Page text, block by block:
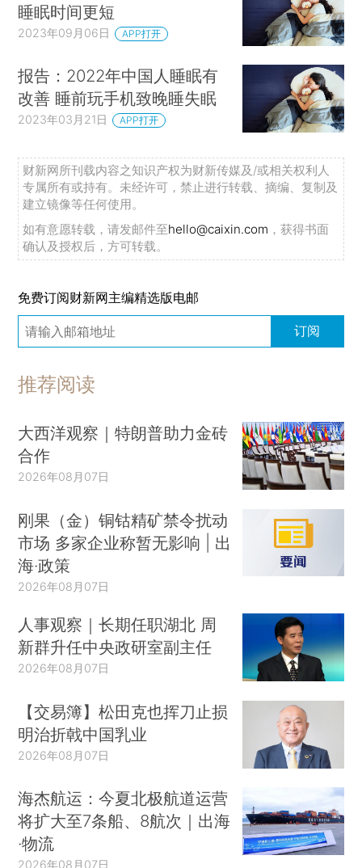
睡眠时间更短
2023年09月06日 APP打开
报告：2022年中国人睡眠有
改善 睡前玩手机致晚睡失眠
2023年03月21日 APP打开
财新网所刊载内容之知识产权为财新传媒及/或相关权利人
专属所有或持有。未经许可，禁止进行转载、摘编、复制及
建立镜像等任何使用。
如有意愿转载，请发邮件至hello@caixin.com ，获得书面
确认及授权后，方可转载。
免费订阅财新网主编精选版电邮
订阅
推荐阅读
大西洋观察｜特朗普助力金砖
合作
2026年08月07日
刚果（金）铜钴精矿禁令扰动
市场 多家企业称暂无影响 | 出
海·政策
2026年08月07日
人事观察｜长期任职湖北 周
新群升任中央政研室副主任
2026年08月07日
【交易簿】松田克也挥刀止损
明治折戟中国乳业
2026年08月07日
海杰航运：今夏北极航道运营
将扩大至7条船、8航次｜出海
·物流
2026年08月07日